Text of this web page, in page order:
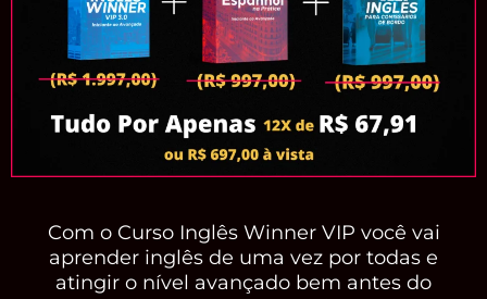
Com o Curso Inglês Winner VIP você vai
aprender inglês de uma vez por todas e
atingir o nível avançado bem antes do